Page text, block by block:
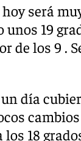
será
unos 19
de los 9 .
un día
18